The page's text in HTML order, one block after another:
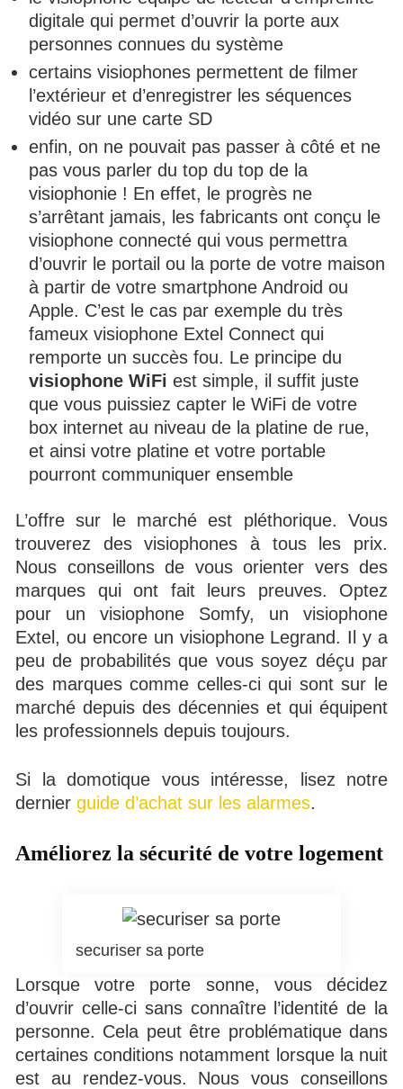
digitale qui permet d’ouvrir la porte aux
personnes connues du système
certains visiophones permettent de filmer
l’extérieur et d’enregistrer les séquences
vidéo sur une carte SD
enfin, on ne pouvait pas passer à côté et ne
pas vous parler du top du top de la
visiophonie ! En effet, le progrès ne
s’arrêtant jamais, les fabricants ont conçu le
visiophone connecté qui vous permettra
d’ouvrir le portail ou la porte de votre maison
à partir de votre smartphone Android ou
Apple. C’est le cas par exemple du très
fameux visiophone Extel Connect qui
remporte un succès fou. Le principe du
visiophone WiFi est simple, il suffit juste
que vous puissiez capter le WiFi de votre
box internet au niveau de la platine de rue,
et ainsi votre platine et votre portable
pourront communiquer ensemble
L’offre sur le marché est pléthorique. Vous
trouverez des visiophones à tous les prix.
Nous conseillons de vous orienter vers des
marques qui ont fait leurs preuves. Optez
pour un visiophone Somfy, un visiophone
Extel, ou encore un visiophone Legrand. Il y a
peu de probabilités que vous soyez déçu par
des marques comme celles-ci qui sont sur le
marché depuis des décennies et qui équipent
les professionnels depuis toujours.
Si la domotique vous intéresse, lisez notre
dernier guide d’achat sur les alarmes.
Améliorez la sécurité de votre logement
securiser sa porte
Lorsque votre porte sonne, vous décidez
d’ouvrir celle-ci sans connaître l’identité de la
personne. Cela peut être problématique dans
certaines conditions notamment lorsque la nuit
est au rendez-vous. Nous vous conseillons